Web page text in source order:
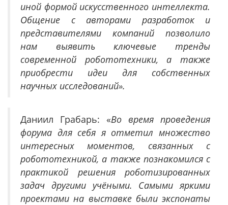
иной формой искусственного интеллекта.
Общение с авторами разработок и
представителями компаний позволило
нам выявить ключевые тренды
современной робототехники, а также
приобрести идеи для собственных
научных исследований».
Даниил Грабарь: «Во время проведения
форума для себя я отметил множество
интересных моментов, связанных с
робототехникой, а также познакомился с
практикой решения роботизированных
задач другими учёными. Самыми яркими
проектами на выставке были экспонаты